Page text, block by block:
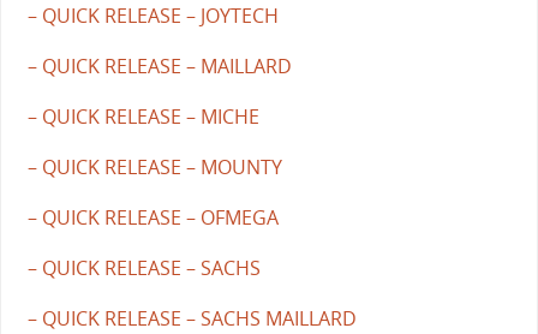
– QUICK RELEASE – JOYTECH
– QUICK RELEASE – MAILLARD
– QUICK RELEASE – MICHE
– QUICK RELEASE – MOUNTY
– QUICK RELEASE – OFMEGA
– QUICK RELEASE – SACHS
– QUICK RELEASE – SACHS MAILLARD